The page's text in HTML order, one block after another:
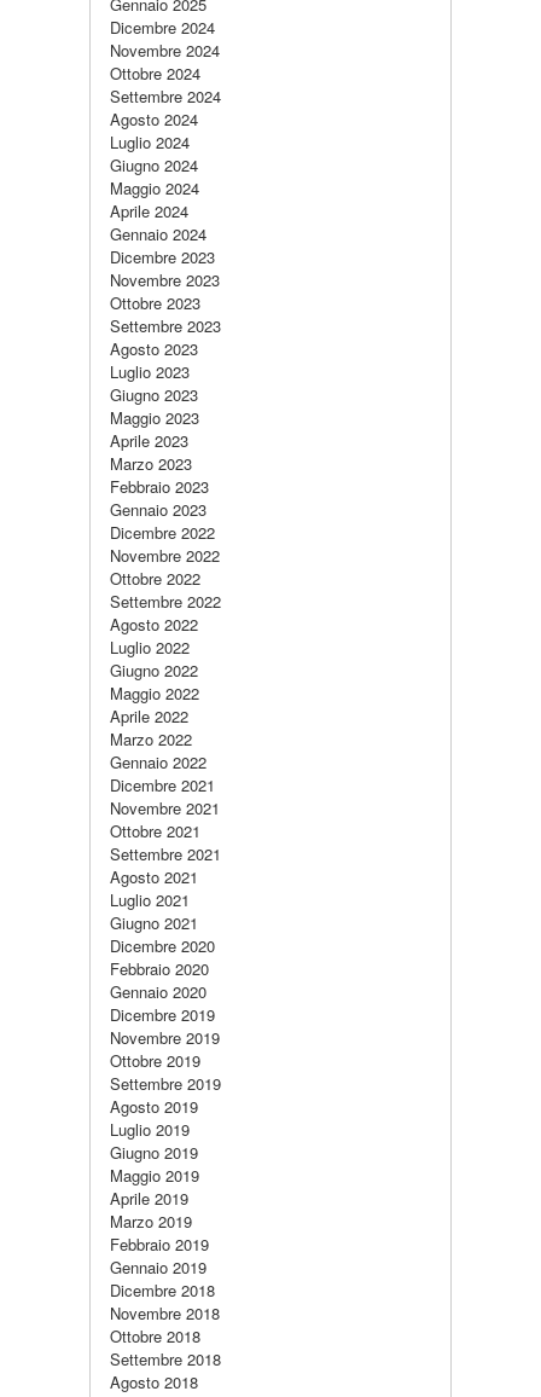
Dicembre 2024
Novembre 2024
Ottobre 2024
Settembre 2024
Agosto 2024
Luglio 2024
Giugno 2024
Maggio 2024
Aprile 2024
Gennaio 2024
Dicembre 2023
Novembre 2023
Ottobre 2023
Settembre 2023
Agosto 2023
Luglio 2023
Giugno 2023
Maggio 2023
Aprile 2023
Marzo 2023
Febbraio 2023
Gennaio 2023
Dicembre 2022
Novembre 2022
Ottobre 2022
Settembre 2022
Agosto 2022
Luglio 2022
Giugno 2022
Maggio 2022
Aprile 2022
Marzo 2022
Gennaio 2022
Dicembre 2021
Novembre 2021
Ottobre 2021
Settembre 2021
Agosto 2021
Luglio 2021
Giugno 2021
Dicembre 2020
Febbraio 2020
Gennaio 2020
Dicembre 2019
Novembre 2019
Ottobre 2019
Settembre 2019
Agosto 2019
Luglio 2019
Giugno 2019
Maggio 2019
Aprile 2019
Marzo 2019
Febbraio 2019
Gennaio 2019
Dicembre 2018
Novembre 2018
Ottobre 2018
Settembre 2018
Agosto 2018